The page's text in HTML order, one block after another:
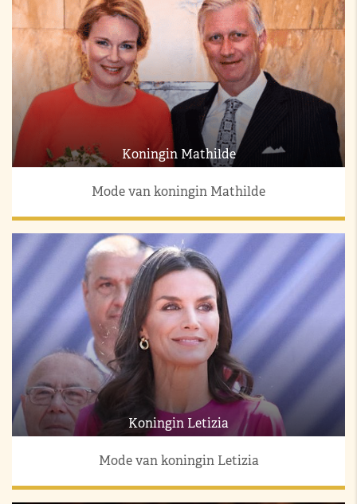
Koningin Mathilde
Mode van koningin Mathilde
Koningin Letizia
Mode van koningin Letizia